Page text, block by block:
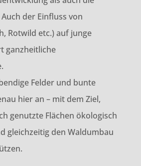
der Einfluss von
Rotwild etc.) auf junge
ganzheitliche
Felder und bunte
hier an – mit dem Ziel,
genutzte Flächen ökologisch
gleichzeitig den Waldumbau